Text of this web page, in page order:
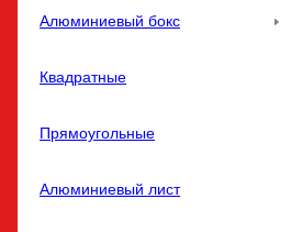
Алюминиевый бокс
Квадратные
Прямоугольные
Алюминиевый лист